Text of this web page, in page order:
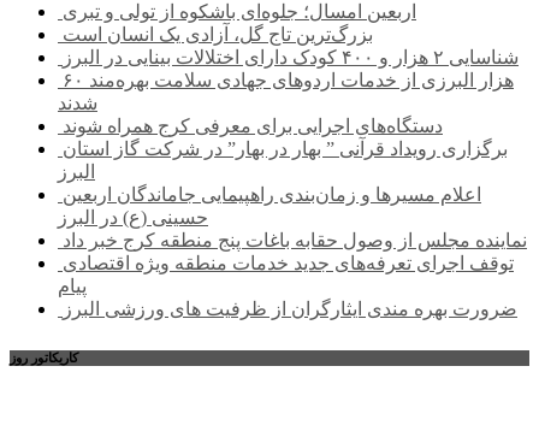
اربعین امسال؛ جلوه‌ای باشکوه از تولی و تبری
بزرگ‌ترین تاج گل، آزادی یک انسان است
شناسایی ۲ هزار و ۴۰۰ کودک دارای اختلالات بینایی در البرز
۶۰ هزار البرزی از خدمات اردوهای جهادی سلامت بهره‌مند
شدند
دستگاه‌های اجرایی برای معرفی کرج همراه شوند
البرز
حسینی (ع) در البرز
نماینده مجلس از وصول حقابه باغات پنج منطقه کرج خبر داد
پیام
ضرورت بهره مندی ایثارگران از ظرفیت های ورزشی البرز
کاریکاتور روز